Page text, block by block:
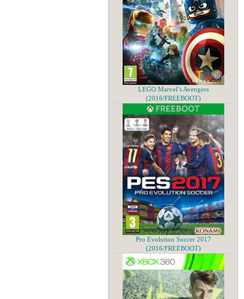
LEGO Marvel’s Avengers
(2016/FREEBOOT)
Pro Evolution Soccer 2017
(2016/FREEBOOT)